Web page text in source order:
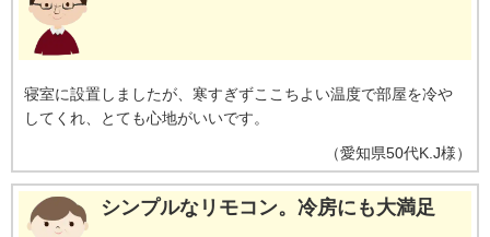
寝室に設置しましたが、寒すぎずここちよい温度で部屋を冷や
してくれ、とても心地がいいです。
（愛知県50代K.J様）
シンプルなリモコン。冷房にも大満足